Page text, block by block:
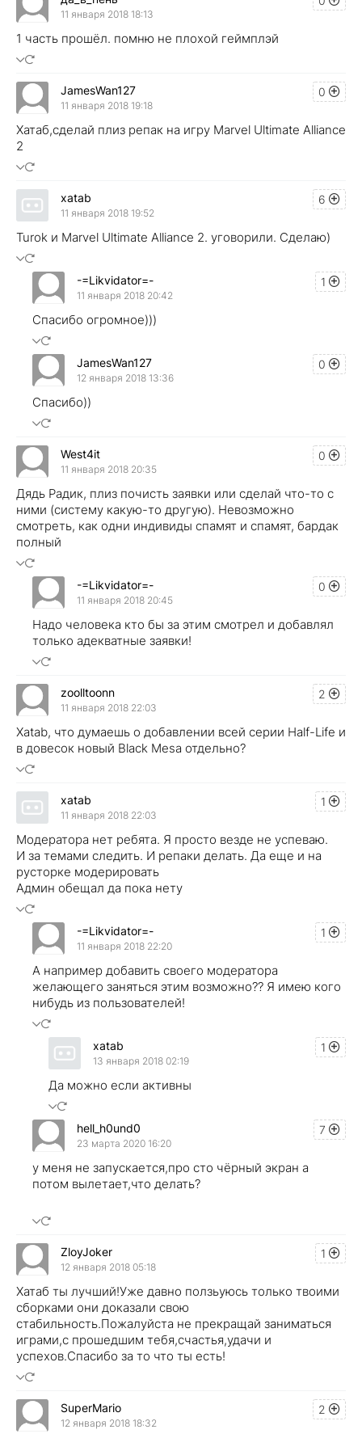
11 января 2018 18:13
1 часть прошёл. помню не плохой геймплэй
0
JamesWan127
11 января 2018 19:18
Хатаб,сделай плиз репак на игру Marvel Ultimate Alliance
2
6
xatab
11 января 2018 19:52
Turok и Marvel Ultimate Alliance 2. уговорили. Сделаю)
1
-=Likvidator=-
11 января 2018 20:42
Спасибо огромное)))
0
JamesWan127
12 января 2018 13:36
Спасибо))
0
West4it
11 января 2018 20:35
Дядь Радик, плиз почисть заявки или сделай что-то с
ними (систему какую-то другую). Невозможно
смотреть, как одни индивиды спамят и спамят, бардак
полный
0
-=Likvidator=-
11 января 2018 20:45
Надо человека кто бы за этим смотрел и добавлял
только адекватные заявки!
2
zoolltoonn
11 января 2018 22:03
Xatab, что думаешь о добавлении всей серии Half-Life и
в довесок новый Black Mesa отдельно?
1
xatab
11 января 2018 22:03
Модератора нет ребята. Я просто везде не успеваю.
И за темами следить. И репаки делать. Да еще и на
русторке модерировать
Админ обещал да пока нету
1
-=Likvidator=-
11 января 2018 22:20
А например добавить своего модератора
желающего заняться этим возможно?? Я имею кого
нибудь из пользователей!
1
xatab
13 января 2018 02:19
Да можно если активны
7
hell_h0und0
23 марта 2020 16:20
у меня не запускается,про сто чёрный экран а
потом вылетает,что делать?
1
ZloyJoker
12 января 2018 05:18
Хатаб ты лучший!Уже давно ползьуюсь только твоими
сборками они доказали свою
стабильность.Пожалуйста не прекращай заниматься
играми,с прошедшим тебя,счастья,удачи и
успехов.Спасибо за то что ты есть!
2
SuperMario
12 января 2018 18:32